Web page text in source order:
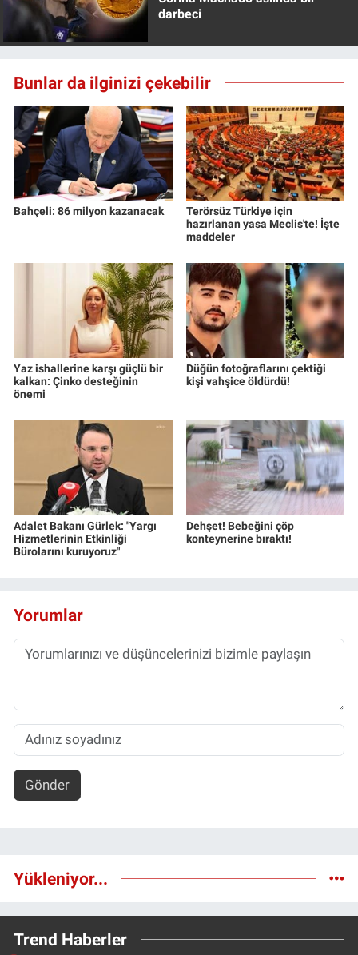
darbeci
Bunlar da ilginizi çekebilir
Bahçeli: 86 milyon kazanacak
Terörsüz Türkiye için
hazırlanan yasa Meclis'te! İşte
maddeler
Yaz ishallerine karşı güçlü bir
kalkan: Çinko desteğinin
önemi
Düğün fotoğraflarını çektiği
kişi vahşice öldürdü!
Adalet Bakanı Gürlek: "Yargı
Hizmetlerinin Etkinliği
Bürolarını kuruyoruz"
Dehşet! Bebeğini çöp
konteynerine bıraktı!
Yorumlar
Gönder
Yükleniyor...
Trend Haberler